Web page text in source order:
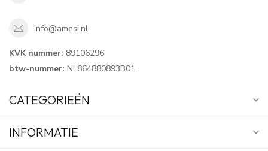
info@amesi.nl
KVK nummer: 89106296
btw-nummer: NL864880893B01
CATEGORIEËN
INFORMATIE